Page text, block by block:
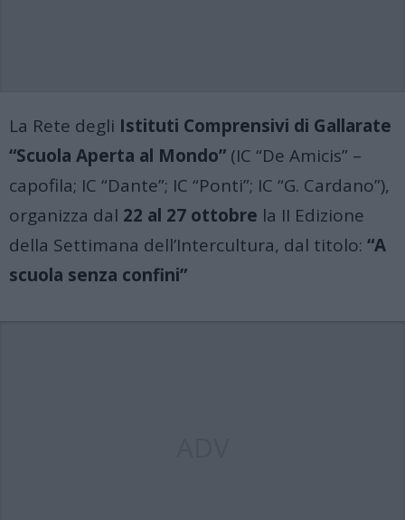
La Rete degli Istituti Comprensivi di Gallarate
“Scuola Aperta al Mondo” (IC “De Amicis” –
capofila; IC “Dante”; IC “Ponti”; IC “G. Cardano”),
organizza dal 22 al 27 ottobre la II Edizione
della Settimana dell’Intercultura, dal titolo: “A
scuola senza confini”